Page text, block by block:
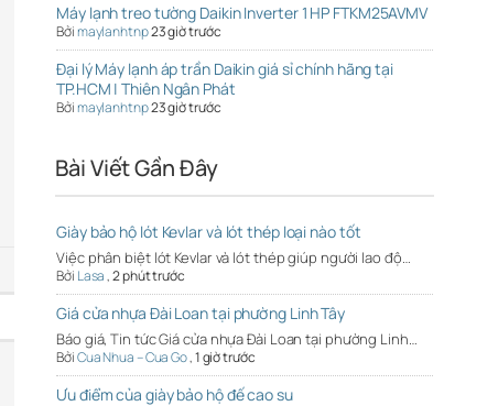
Máy lạnh treo tường Daikin Inverter 1 HP FTKM25AVMV
Bởimaylanhtnp23 giờ trước
Đại lý Máy lạnh áp trần Daikin giá sỉ chính hãng tại
TP.HCM | Thiên Ngân Phát
Bởimaylanhtnp23 giờ trước
Bài Viết Gần Đây
Giày bảo hộ lót Kevlar và lót thép loại nào tốt
Việc phân biệt lót Kevlar và lót thép giúp người lao độ…
Bởi Lasa,2 phút trước
Giá cửa nhựa Đài Loan tại phường Linh Tây
Báo giá, Tin tức Giá cửa nhựa Đài Loan tại phường Linh…
BởiCua Nhua – Cua Go,1 giờ trước
Ưu điểm của giày bảo hộ đế cao su